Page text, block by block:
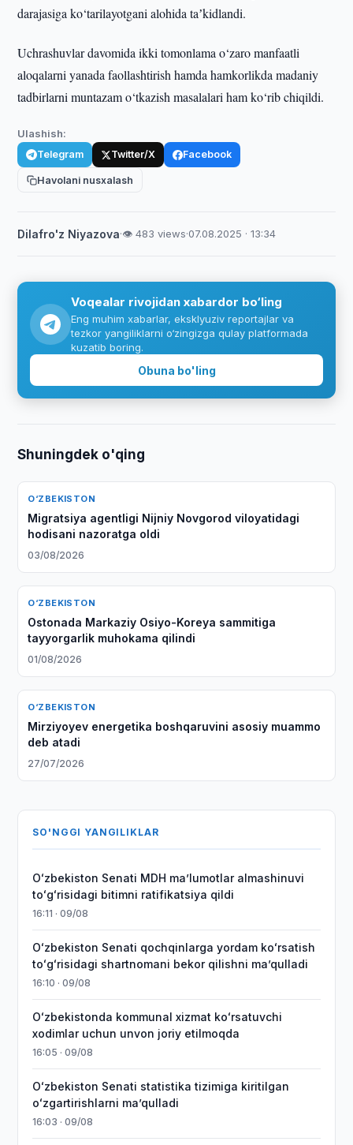
darajasiga ko‘tarilayotgani alohida taʼkidlandi.
Uchrashuvlar davomida ikki tomonlama o‘zaro manfaatli
aloqalarni yanada faollashtirish hamda hamkorlikda madaniy
tadbirlarni muntazam o‘tkazish masalalari ham ko‘rib chiqildi.
Ulashish:
Telegram Twitter/X Facebook
Havolani nusxalash
Dilafro'z Niyazova·👁 483 views·07.08.2025 · 13:34
Voqealar rivojidan xabardor bo‘ling
Eng muhim xabarlar, eksklyuziv reportajlar va
tezkor yangiliklarni o‘zingizga qulay platformada
kuzatib boring.
Obuna bo'ling
Shuningdek o'qing
O‘ZBEKISTON
Migratsiya agentligi Nijniy Novgorod viloyatidagi
hodisani nazoratga oldi
03/08/2026
O‘ZBEKISTON
Ostonada Markaziy Osiyo-Koreya sammitiga
tayyorgarlik muhokama qilindi
01/08/2026
O‘ZBEKISTON
Mirziyoyev energetika boshqaruvini asosiy muammo
deb atadi
27/07/2026
SO'NGGI YANGILIKLAR
Oʻzbekiston Senati MDH maʼlumotlar almashinuvi
toʻgʻrisidagi bitimni ratifikatsiya qildi
16:11 · 09/08
Oʻzbekiston Senati qochqinlarga yordam koʻrsatish
toʻgʻrisidagi shartnomani bekor qilishni maʼqulladi
16:10 · 09/08
Oʻzbekistonda kommunal xizmat koʻrsatuvchi
xodimlar uchun unvon joriy etilmoqda
16:05 · 09/08
Oʻzbekiston Senati statistika tizimiga kiritilgan
oʻzgartirishlarni maʼqulladi
16:03 · 09/08